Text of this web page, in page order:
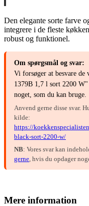
Den elegante sorte farve
integrere i de fleste
robust og funktionel.
Om spørgsmål og svar:
Vi forsøger at besvare
1379B 1,7 l sort 2200
noget, som du kan bruge.
Anvend gerne disse svar.
kilde:
https://
black-sort-2200-w/
NB: Vores svar kan
gerne , hvis du opdager
Mere information